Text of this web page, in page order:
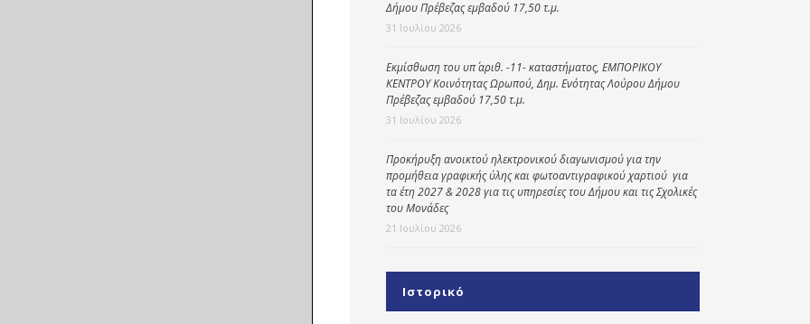
Δήμου Πρέβεζας εμβαδού 17,50 τ.μ.
31 Ιουλίου 2026
Εκμίσθωση του υπ΄ αριθ. -11- καταστήματος, ΕΜΠΟΡΙΚΟΥ
ΚΕΝΤΡΟΥ Κοινότητας Ωρωπού, Δημ. Ενότητας Λούρου Δήμου
Πρέβεζας εμβαδού 17,50 τ.μ.
31 Ιουλίου 2026
Προκήρυξη ανοικτού ηλεκτρονικού διαγωνισμού για την
προμήθεια γραφικής ύλης και φωτοαντιγραφικού χαρτιού για
τα έτη 2027 & 2028 για τις υπηρεσίες του Δήμου και τις Σχολικές
του Μονάδες
21 Ιουλίου 2026
Ιστορικό